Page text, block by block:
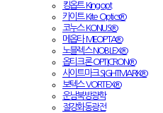
킹옵트 Kingopt
카이트 Kite Optics®
코누스 KONUS®
메옵타 MEOPTA®
노블렉스 NOBLEX®
옵티크론 OPTICRON®
사이트마크 SIGHTMARK®
보텍스 VORTEX®
운남북방광학
절강화동광전